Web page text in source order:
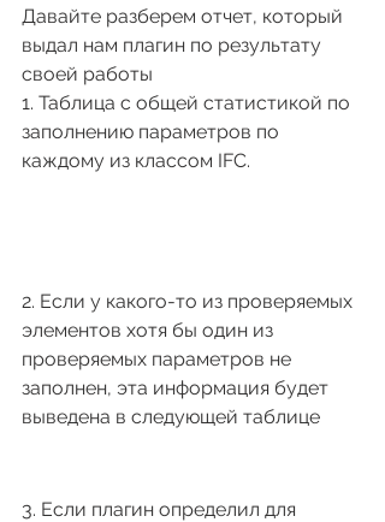
Давайте разберем отчет, который
выдал нам плагин по результату
своей работы
1. Таблица с общей статистикой по
заполнению параметров по
каждому из классом IFC.
2. Если у какого-то из проверяемых
элементов хотя бы один из
проверяемых параметров не
заполнен, эта информация будет
выведена в следующей таблице
3. Если плагин определил для